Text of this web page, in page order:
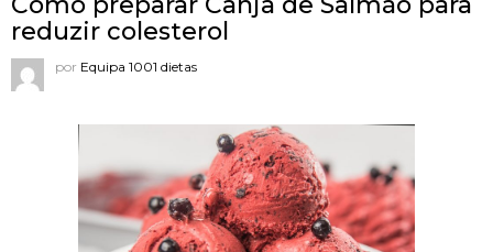
reduzir colesterol
por Equipa 1001 dietas